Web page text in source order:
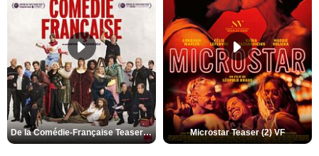
De la Comédie-Française Teaser (3) VF Microstar Teaser (2) VF